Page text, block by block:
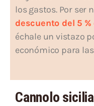
los gastos. Por ser
descuento del 5
échale un vistazo
económico para
Cannolo